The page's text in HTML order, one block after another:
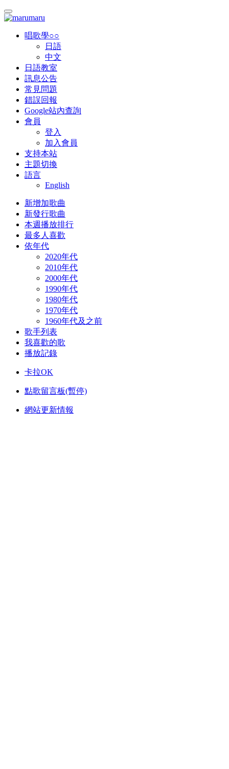
唱歌學○○
日語
中文
日語教室
訊息公告
常見問題
錯誤回報
Google站內查詢
會員
登入
加入會員
支持本站
主題切換
語言
English
新增加歌曲
新發行歌曲
本週播放排行
最多人喜歡
依年代
2020年代
2010年代
2000年代
1990年代
1980年代
1970年代
1960年代及之前
歌手列表
我喜歡的歌
播放記錄
卡拉OK
點歌留言板(暫停)
網站更新情報